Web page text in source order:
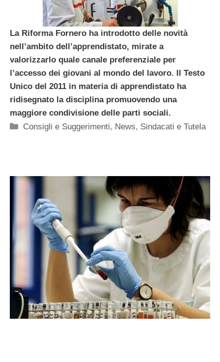
La Riforma Fornero ha introdotto delle novità
nell’ambito dell’apprendistato, mirate a
valorizzarlo quale canale preferenziale per
l’accesso dei giovani al mondo del lavoro. Il Testo
Unico del 2011 in materia di apprendistato ha
ridisegnato la disciplina promuovendo una
maggiore condivisione delle parti sociali.
Categorie
Consigli e Suggerimenti, News, Sindacati e Tutela